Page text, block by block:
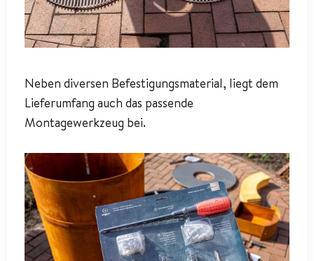
Neben diversen Befestigungsmaterial, liegt dem
Lieferumfang auch das passende
Montagewerkzeug bei.